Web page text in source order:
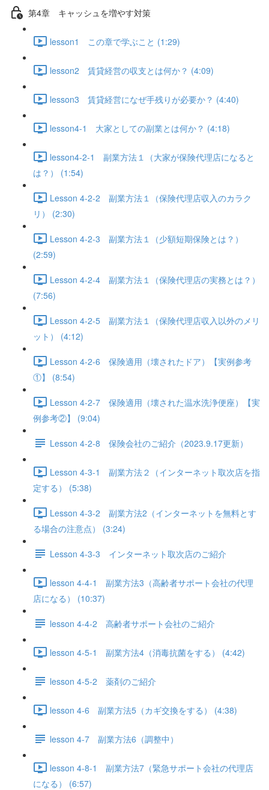
第4章 キャッシュを増やす対策
lesson1 この章で学ぶこと (1:29)
lesson2 賃貸経営の収支とは何か？ (4:09)
lesson3 賃貸経営になぜ手残りが必要か？ (4:40)
lesson4-1 大家としての副業とは何か？ (4:18)
lesson4-2-1 副業方法１（大家が保険代理店になると
は？） (1:54)
Lesson 4-2-2 副業方法１（保険代理店収入のカラク
リ） (2:30)
Lesson 4-2-3 副業方法１（少額短期保険とは？）
(2:59)
Lesson 4-2-4 副業方法１（保険代理店の実務とは？）
(7:56)
Lesson 4-2-5 副業方法１（保険代理店収入以外のメリ
ット） (4:12)
Lesson 4-2-6 保険適用（壊されたドア）【実例参考
①】 (8:54)
Lesson 4-2-7 保険適用（壊された温水洗浄便座）【実
例参考②】 (9:04)
Lesson 4-2-8 保険会社のご紹介（2023.9.17更新）
Lesson 4-3-1 副業方法２（インターネット取次店を指
定する） (5:38)
Lesson 4-3-2 副業方法2（インターネットを無料とす
る場合の注意点） (3:24)
Lesson 4-3-3 インターネット取次店のご紹介
lesson 4-4-1 副業方法3（高齢者サポート会社の代理
店になる） (10:37)
lesson 4-4-2 高齢者サポート会社のご紹介
lesson 4-5-1 副業方法4（消毒抗菌をする） (4:42)
lesson 4-5-2 薬剤のご紹介
lesson 4-6 副業方法5（カギ交換をする） (4:38)
lesson 4-7 副業方法6（調整中）
lesson 4-8-1 副業方法7（緊急サポート会社の代理店
になる） (6:57)